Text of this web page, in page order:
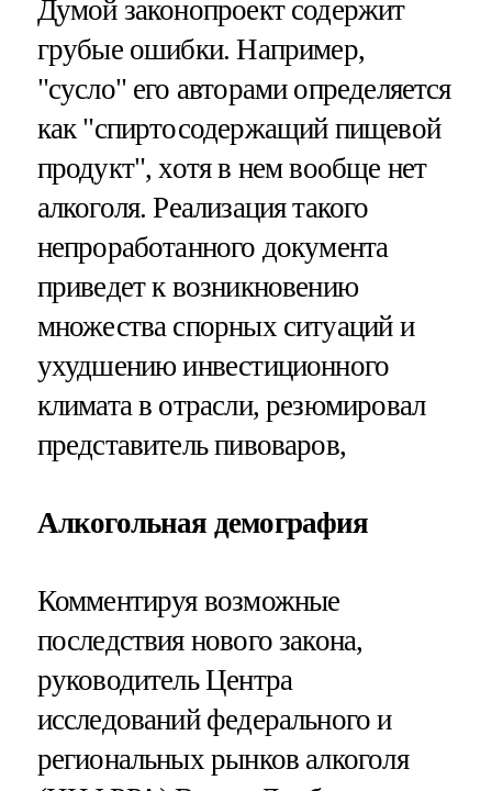
Думой законопроект содержит
грубые ошибки. Например,
"сусло" его авторами определяется
как "спиртосодержащий пищевой
продукт", хотя в нем вообще нет
алкоголя. Реализация такого
непроработанного документа
приведет к возникновению
множества спорных ситуаций и
ухудшению инвестиционного
климата в отрасли, резюмировал
представитель пивоваров,
Алкогольная демография
Комментируя возможные
последствия нового закона,
руководитель Центра
исследований федерального и
региональных рынков алкоголя